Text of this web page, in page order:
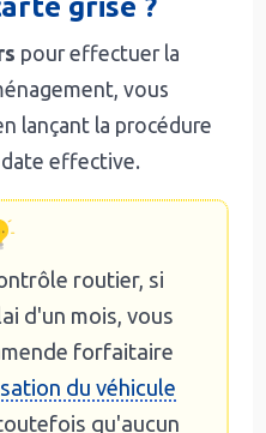
grise ?
pour effectuer la
vous
lançant la procédure
date effective.
routier, si
d'un mois, vous
forfaitaire
du véhicule
qu'aucun